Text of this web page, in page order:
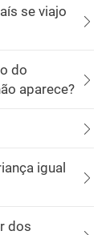
se viajo
do
aparece?
igual
dos